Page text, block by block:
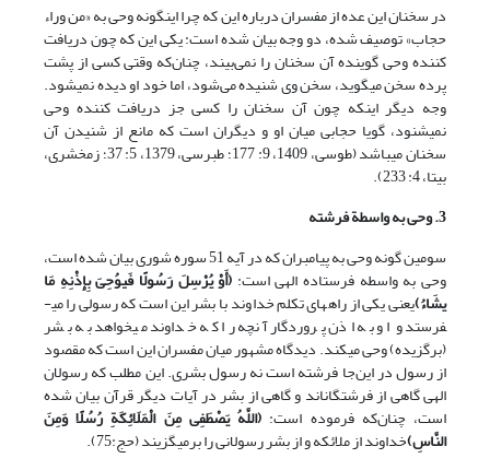
در سخنان این عده از مفسران درباره این که چرا این‏گونه وحی به «من وراء
حجاب» توصیف شده، دو وجه بیان شده است: یکی این که چون دریافت
کننده وحی گوینده آن سخنان را نمی‌بیند، چنان‌که وقتی کسی از پشت
پرده سخن می­گوید، سخن وی شنیده می‌شود، اما خود او دیده نمی‎شود.
وجه دیگر این‎که چون آن سخنان را کسی جز دریافت کننده وحی
نمی‎شنود، گویا حجابی میان او و دیگران است که مانع از شنیدن آن
سخنان می‎باشد (طوسی، 1409، 9: 177؛ طبرسی، 1379، 5: 37؛ زمخشری،
بی‏تا، 4: 233).
3. وحی به واسطة فرشته
سومین گونه وحی به پیامبران که در آیه 51 سوره شوری بیان شده است،
وحی به واسطه فرستاده الهی است: (أَوْ یُرْسِلَ رَسُولًا فَیوُحِیَ بِإِذْنِهِ مَا
یشَاءُ) یعنی یکی از راه‎های تکلم خداوند با بشر این است که رسولی را می­
فرستد و او به اذن پروردگار آنچه را که خداوند می­خواهد به بشر
(برگزیده) وحی می­کند. دیدگاه مشهور میان مفسران این است که مقصود
از رسول در این‌جا فرشته است نه رسول بشری. این مطلب که رسولان
الهی گاهی از فرشتگان­اند و گاهی از بشر در آیات دیگر قرآن بیان شده
است، چنان‌که فرموده است: (اللَّهُ یَصْطَفِی مِنَ الْمَلَائِکَةِ رُسُلًا وَمِنَ
النَّاسِ)خداوند از ملائکه و از بشر رسولانی را برمی‏گزیند (حج:75).